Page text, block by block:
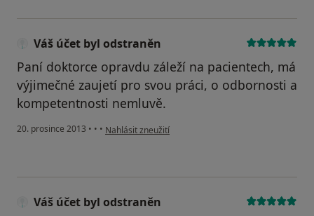
Váš účet byl odstraněn
Paní doktorce opravdu záleží na pacientech, má
výjimečné zaujetí pro svou práci, o odbornosti a
kompetentnosti nemluvě.
20. prosince 2013 • • • podle názoru uživatele Váš účet byl odstraněn
Nahlásit zneužití
Váš účet byl odstraněn